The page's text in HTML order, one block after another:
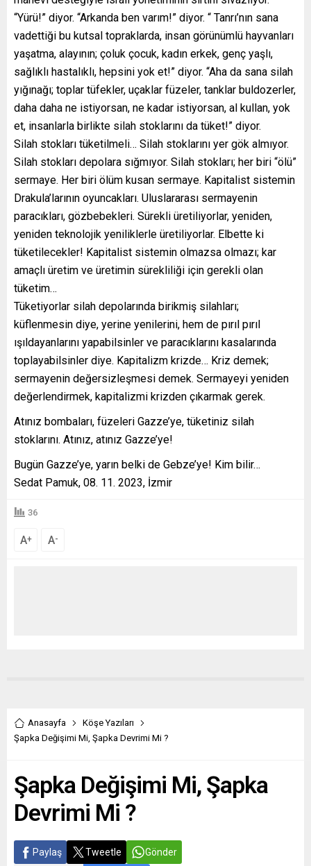
“Yürü!” diyor. “Arkanda ben varım!” diyor. “ Tanrı’nın sana
vadettiği bu kutsal topraklarda, insan görünümlü hayvanları
yaşatma, alayının; çoluk çocuk, kadın erkek, genç yaşlı,
sağlıklı hastalıklı, hepsini yok et!” diyor. “Aha da sana silah
yığınağı; toplar tüfekler, uçaklar füzeler, tanklar buldozerler,
daha daha ne istiyorsan, ne kadar istiyorsan, al kullan, yok
et, insanlarla birlikte silah stoklarını da tüket!” diyor.
Silah stokları tüketilmeli… Silah stoklarını yer gök almıyor.
Silah stokları depolara sığmıyor. Silah stokları; her biri “ölü”
sermaye. Her biri ölüm kusan sermaye. Kapitalist sistemin
Drakula’larının oyuncakları. Uluslararası sermayenin
paracıkları, gözbebekleri. Sürekli üretiliyorlar, yeniden,
yeniden teknolojik yeniliklerle üretiliyorlar. Elbette ki
tüketilecekler! Kapitalist sistemin olmazsa olmazı; kar
amaçlı üretim ve üretimin sürekliliği için gerekli olan
tüketim…
Tüketiyorlar silah depolarında birikmiş silahları;
küflenmesin diye, yerine yenilerini, hem de pırıl pırıl
ışıldayanlarını yapabilsinler ve paracıklarını kasalarında
toplayabilsinler diye. Kapitalizm krizde… Kriz demek;
sermayenin değersizleşmesi demek. Sermayeyi yeniden
değerlendirmek, kapitalizmi krizden çıkarmak gerek.
Atınız bombaları, füzeleri Gazze’ye, tüketiniz silah
stoklarını. Atınız, atınız Gazze’ye!
Bugün Gazze’ye, yarın belki de Gebze’ye! Kim bilir…
Sedat Pamuk, 08. 11. 2023, İzmir
36
A+ A-
Anasayfa
Köşe Yazıları
Şapka Değişimi Mi, Şapka Devrimi Mi ?
Şapka Değişimi Mi, Şapka
Devrimi Mi ?
Paylaş Tweetle Gönder